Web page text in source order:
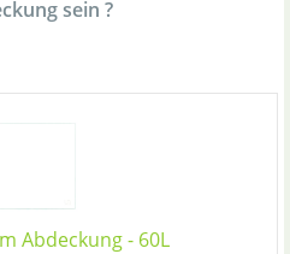
sein ?
Abdeckung - 60L